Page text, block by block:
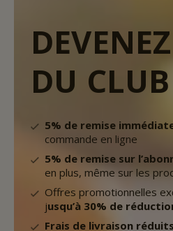
DU
5% de remise
commande en ligne
5% de remise sur
en plus, même sur les
Offres promotionnelles
jusqu’à 30% de
Frais de livraison réduits